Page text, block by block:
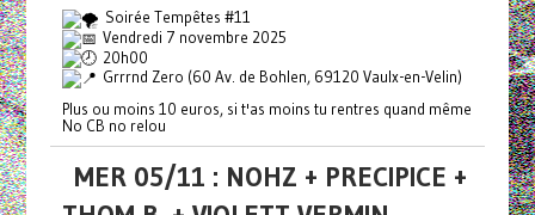
Soirée Tempêtes #11
Vendredi 7 novembre 2025
20h00
Grrrnd Zero (60 Av. de Bohlen, 69120 Vaulx-en-Velin)
Plus ou moins 10 euros, si t'as moins tu rentres quand même
No CB no relou
MER 05/11 : NOHZ + PRECIPICE +